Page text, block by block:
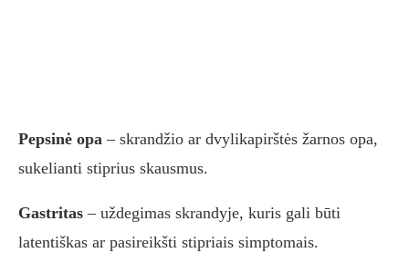
Pepsinė opa – skrandžio ar dvylikapirštės žarnos opa,
sukelianti stiprius skausmus.
Gastritas – uždegimas skrandyje, kuris gali būti
latentiškas ar pasireikšti stipriais simptomais.